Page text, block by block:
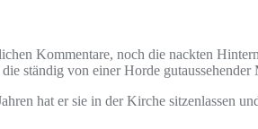
Kommentare, noch die nackten
ständig von einer Horde gutaussehender
hat er sie in der Kirche sitzenlassen